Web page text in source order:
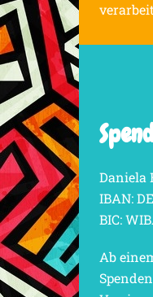
Daniela
IBAN:
BIC:
Ab